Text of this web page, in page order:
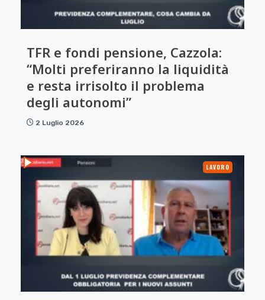
TFR e fondi pensione, Cazzola:
“Molti preferiranno la liquidità
e resta irrisolto il problema
degli autonomi”
2 Luglio 2026
LAVORO